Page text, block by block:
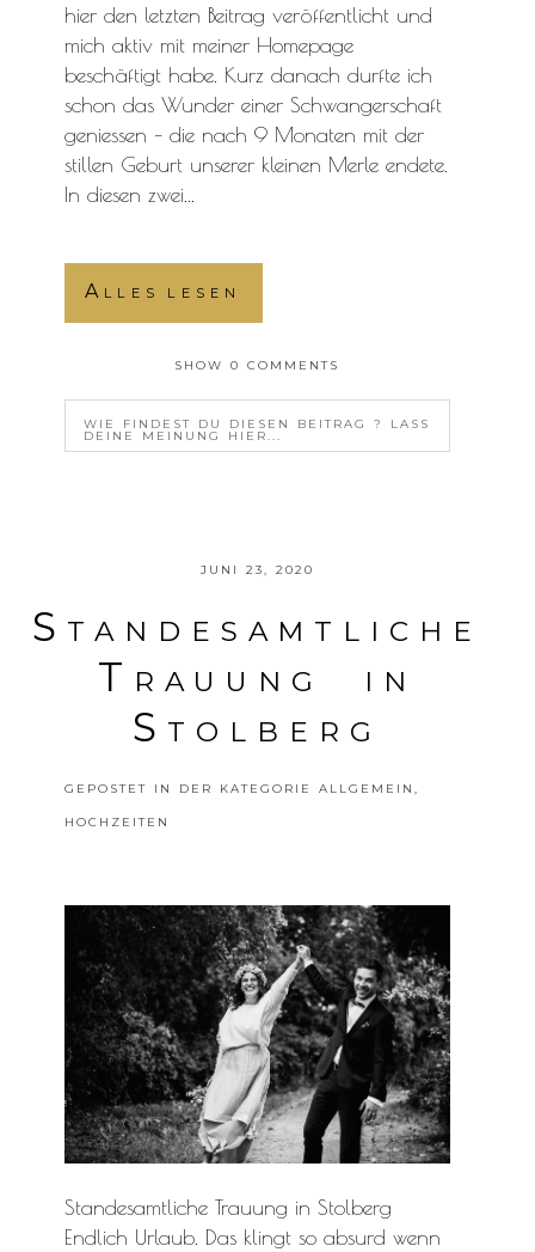
hier den letzten Beitrag veröffentlicht und
mich aktiv mit meiner Homepage
beschäftigt habe. Kurz danach durfte ich
schon das Wunder einer Schwangerschaft
geniessen – die nach 9 Monaten mit der
stillen Geburt unserer kleinen Merle endete.
In diesen zwei...
Alles lesen
SHOW0 COMMENTS
WIE FINDEST DU DIESEN BEITRAG ? LASS
DEINE MEINUNG HIER...
POSTE DEINE MEINUNG
JUNI 23, 2020
Standesamtliche
Trauung in
Stolberg
GEPOSTET IN DER KATEGORIE ALLGEMEIN ,
HOCHZEITEN
Standesamtliche Trauung in Stolberg
Endlich Urlaub. Das klingt so absurd wenn